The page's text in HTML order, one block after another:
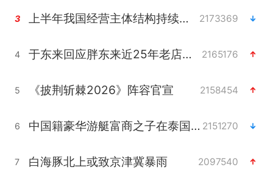
3 上半年我国经营主体结构持续优化 2173369
4 于东来回应胖东来近25年老店年底关闭 2165176
5 《披荆斩棘2026》阵容官宣 2158454
6 中国籍豪华游艇富商之子在泰国被杀 2151270
7 白海豚北上或致京津冀暴雨 2097540